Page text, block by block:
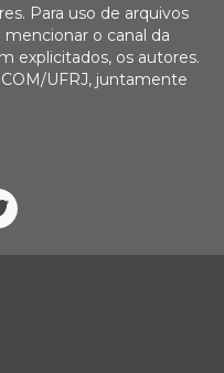
Para uso de arquivos
o canal da
explicitados, os autores.
UFRJ, juntamente